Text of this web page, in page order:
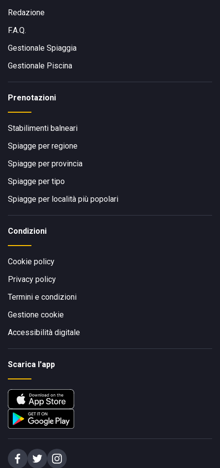
Redazione
F.A.Q.
Gestionale Spiaggia
Gestionale Piscina
Prenotazioni
Stabilimenti balneari
Spiagge per regione
Spiagge per provincia
Spiagge per tipo
Spiagge per località più popolari
Condizioni
Cookie policy
Privacy policy
Termini e condizioni
Gestione cookie
Accessibilità digitale
Scarica l'app